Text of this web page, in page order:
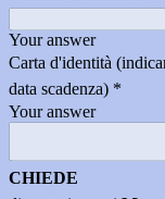
Your answer
Carta d'identità
data scadenza) *
Your answer
CHIEDE